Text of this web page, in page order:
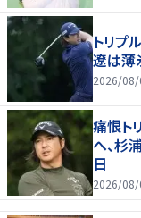
トリプ
遼は薄
2026/08/
痛恨ト
へ、杉
日
2026/08/